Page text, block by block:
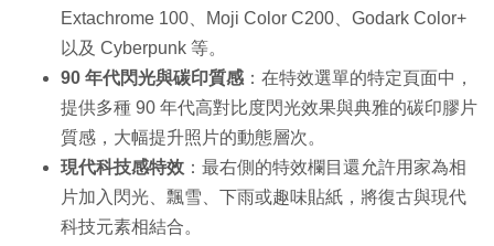
Extachrome 100、Moji Color C200、Godark Color+
以及 Cyberpunk 等。
90 年代閃光與碳印質感 ：在特效選單的特定頁面中，
提供多種 90 年代高對比度閃光效果與典雅的碳印膠片
質感，大幅提升照片的動態層次。
現代科技感特效 ：最右側的特效欄目還允許用家為相
片加入閃光、飄雪、下雨或趣味貼紙，將復古與現代
科技元素相結合。